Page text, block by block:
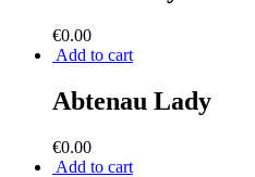
€0.00
Add to cart
Abtenau Lady
€0.00
Add to cart